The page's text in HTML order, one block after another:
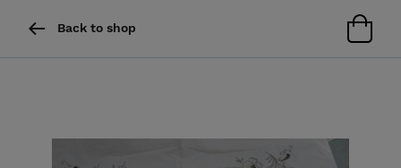
Back to shop